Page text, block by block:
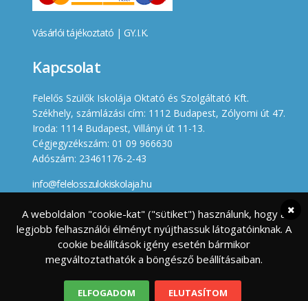
Vásárlói tájékoztató | GY.I.K.
Kapcsolat
Felelős Szülők Iskolája Oktató és Szolgáltató Kft.
Székhely, számlázási cím: 1112 Budapest, Zólyomi út 47.
Iroda: 1114 Budapest, Villányi út 11-13.
Cégjegyzékszám: 01 09 966630
Adószám: 23461176-2-43
info@felelosszulokiskolaja.hu
A weboldalon "cookie-kat" ("sütiket") használunk, hogy a
legjobb felhasználói élményt nyújthassuk látogatóinknak. A
cookie beállítások igény esetén bármikor
megváltoztathatók a böngésző beállításaiban.
ELFOGADOM ELUTASÍTOM